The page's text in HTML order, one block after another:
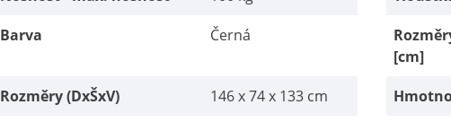
Barva Černá
[cm]
Rozměry (DxŠxV) 146 x 74 x 133 cm